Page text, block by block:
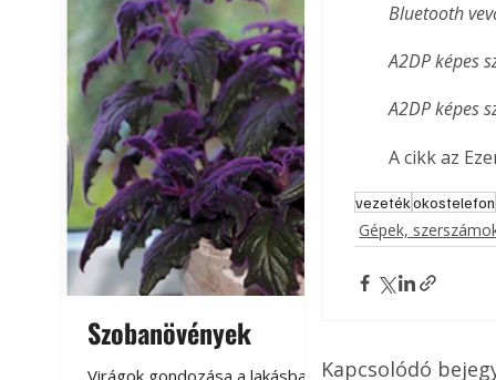
Szobanövények
teraszon,
Bluetooth
A2DP képes
A2DP képes
A cikk az
vezetékokostelefon
Gépek,
Kapcsolódó